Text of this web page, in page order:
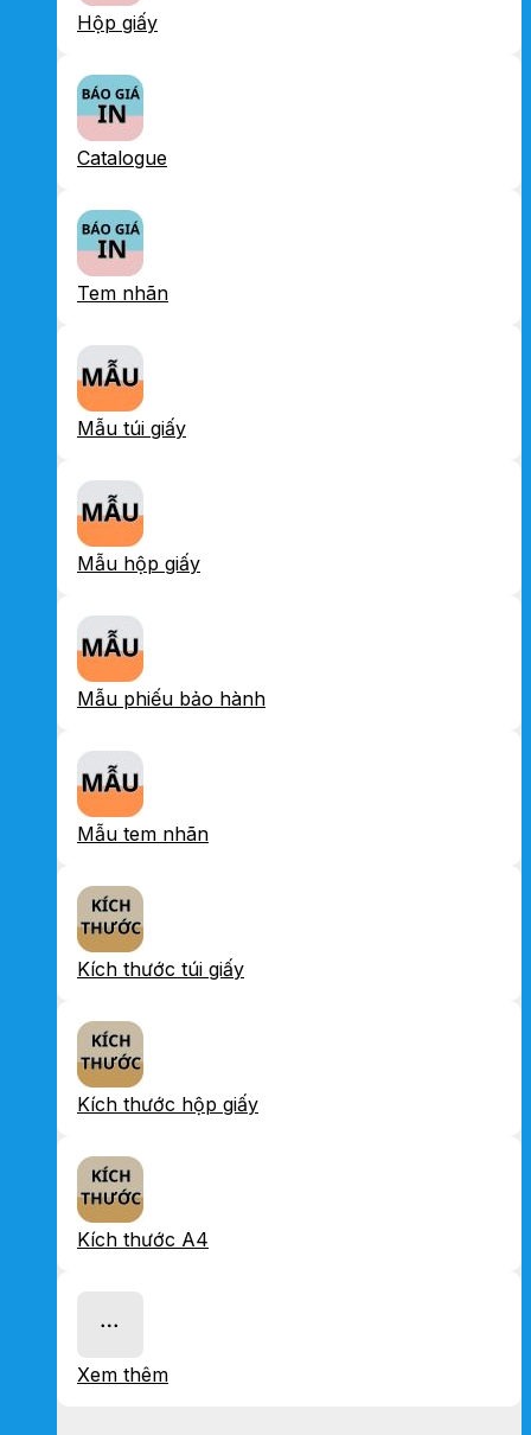
Hộp giấy
Catalogue
Tem nhãn
Mẫu túi giấy
Mẫu hộp giấy
Mẫu phiếu bảo hành
Mẫu tem nhãn
Kích thước túi giấy
Kích thước hộp giấy
Kích thước A4
Xem thêm